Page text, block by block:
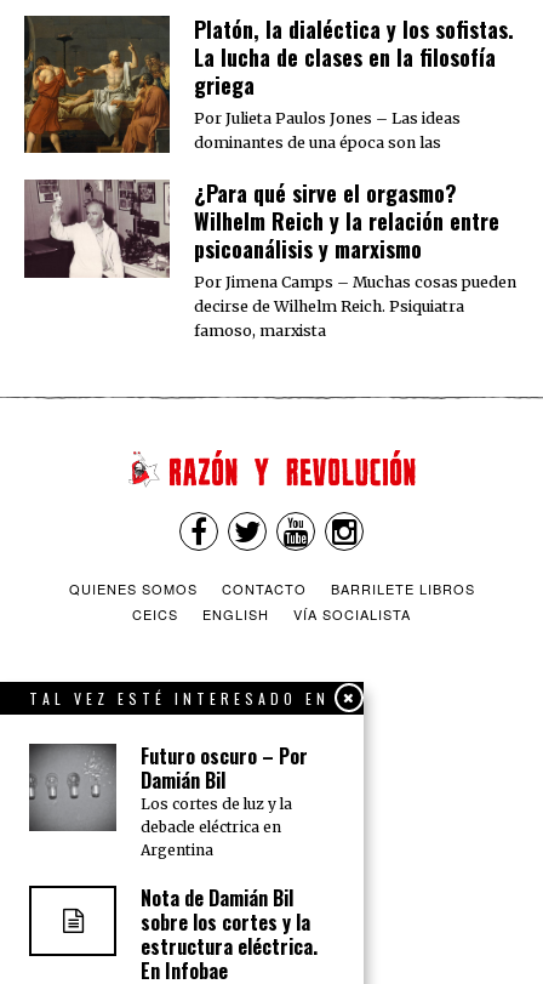
Platón, la dialéctica y los sofistas.
La lucha de clases en la filosofía
griega
Por Julieta Paulos Jones – Las ideas
dominantes de una época son las
¿Para qué sirve el orgasmo?
Wilhelm Reich y la relación entre
psicoanálisis y marxismo
Por Jimena Camps – Muchas cosas pueden
decirse de Wilhelm Reich. Psiquiatra
famoso, marxista
QUIENES SOMOS CONTACTO
BARRILETE LIBROS
CEICS
ENGLISH VÍA SOCIALISTA
TAL VEZ ESTÉ INTERESADO EN
Futuro oscuro – Por
Damián Bil
Los cortes de luz y la
debacle eléctrica en
Argentina
Nota de Damián Bil
sobre los cortes y la
estructura eléctrica.
En Infobae